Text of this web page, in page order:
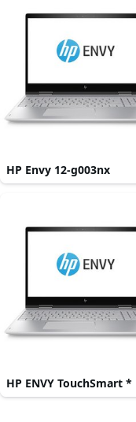
HP Envy 12-g003nx
HP ENVY TouchSmart *